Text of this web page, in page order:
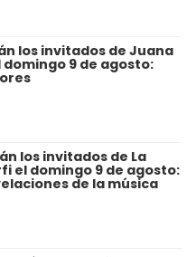
los invitados de Juana
9 de agosto:
los invitados de La
el domingo 9 de agosto:
de la música